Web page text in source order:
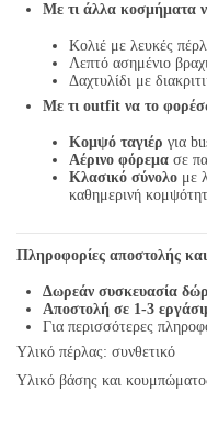
Με τι άλλα κοσμήματα
Κολιέ με λευκές
Λεπτό ασημένιο
Δαχτυλίδι με
Με τι outfit να το
Κομψό ταγιέρ για
Αέρινο φόρεμα σε
Κλασικό σύνολο με
καθημερινή
Πληροφορίες αποστολής
Δωρεάν συσκευασία
Αποστολή σε 1-3
Για περισσότερες
Υλικό πέρλας: συνθετικό
Υλικό βάσης και